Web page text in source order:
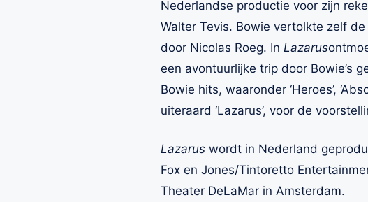
Nederlandse productie voor zijn
Walter Tevis. Bowie vertolkte zelf
door Nicolas Roeg. In Lazarus
een avontuurlijke trip door Bowie’s
Bowie hits, waaronder ‘Heroes’,
uiteraard ‘Lazarus’, voor de
Lazarus wordt in Nederland
Fox en Jones/Tintoretto
Theater DeLaMar in Amsterdam.